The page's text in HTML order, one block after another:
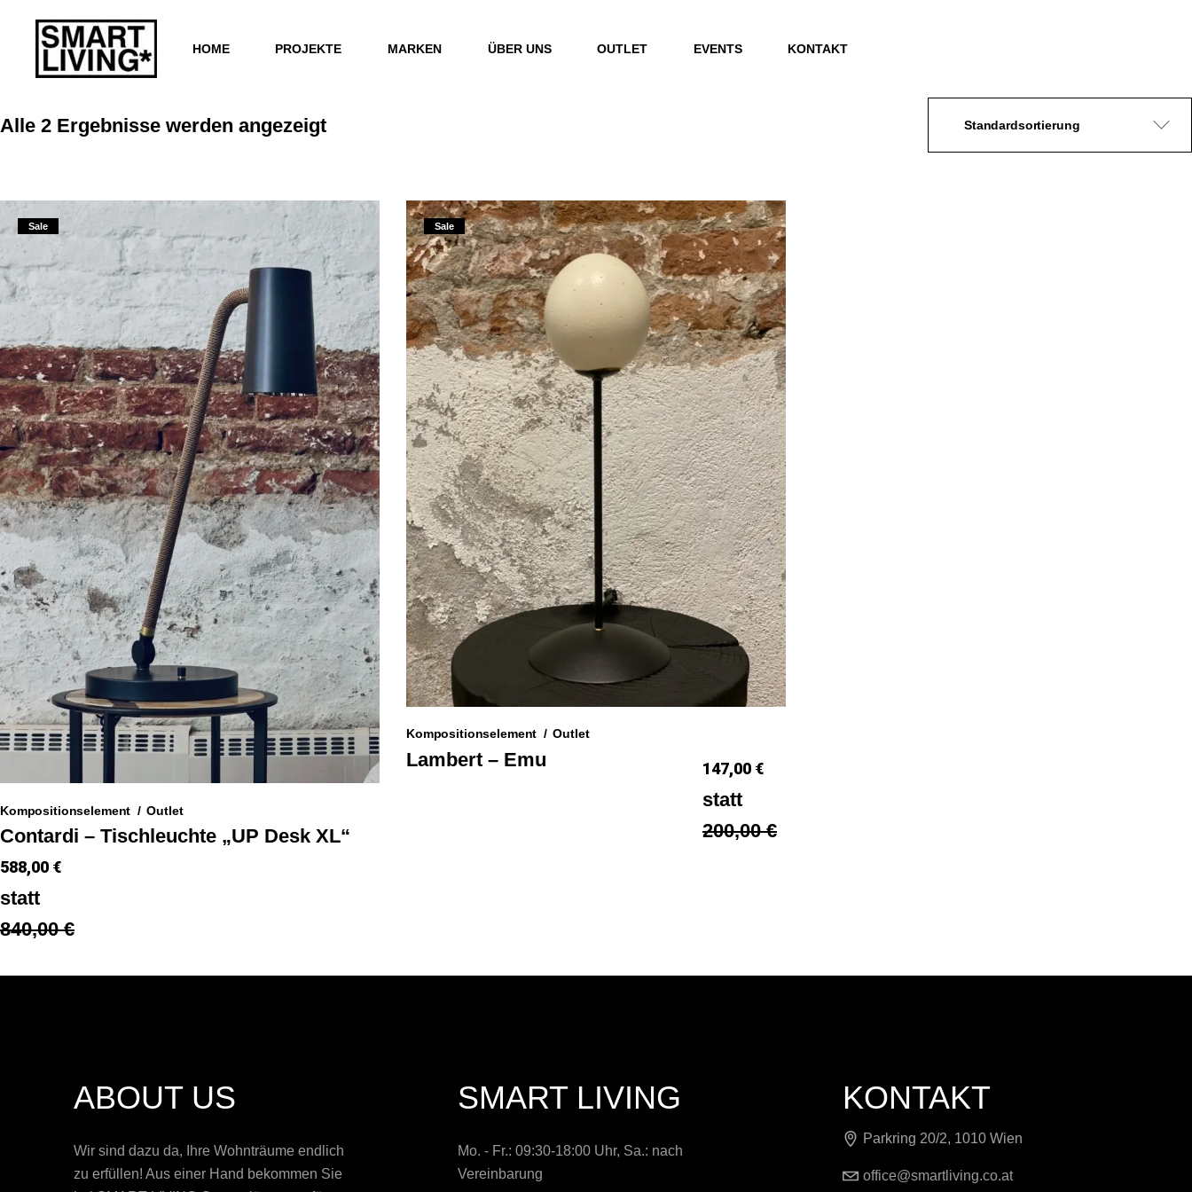
content
HOME PROJEKTE MARKEN ÜBER UNS OUTLET EVENTS KONTAKT
Alle 2 Ergebnisse werden angezeigt Standardsortierung
Sale
Contardi – Tischleuchte „UP Desk XL“
588,00 €
statt
840,00 €
Kompositionselement Outlet
Sale
Lambert – Emu 147,00 €
statt
200,00 €
Kompositionselement Outlet
ABOUT US
Wir sind dazu da, Ihre Wohnträume endlich
zu erfüllen! Aus einer Hand bekommen Sie
SMART LIVING
Mo. - Fr.: 09:30-18:00 Uhr, Sa.: nach
Vereinbarung
KONTAKT
Parkring 20/2, 1010 Wien
office@smartliving.co.at